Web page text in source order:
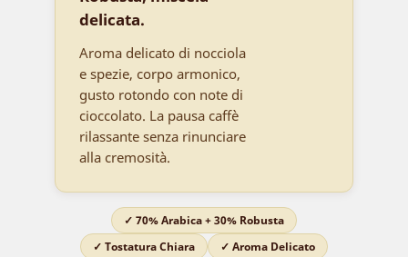
delicata.
Aroma delicato di nocciola
e spezie, corpo armonico,
gusto rotondo con note di
cioccolato. La pausa caffè
rilassante senza rinunciare
alla cremosità.
✓ 70% Arabica + 30% Robusta
✓ Tostatura Chiara
✓ Aroma Delicato